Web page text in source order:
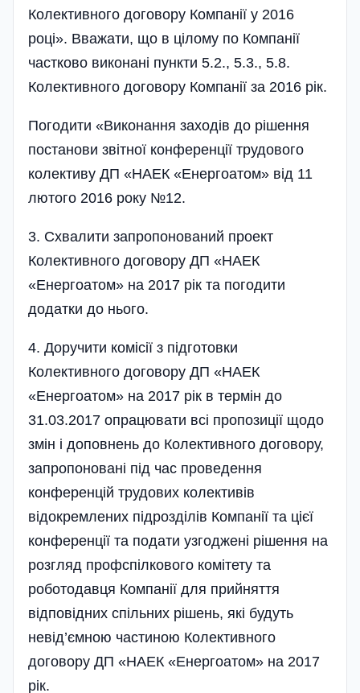
Колективного договору Компанії у 2016
році». Вважати, що в цілому по Компанії
частково виконані пункти 5.2., 5.3., 5.8.
Колективного договору Компанії за 2016 рік.
Погодити «Виконання заходів до рішення
постанови звітної конференції трудового
колективу ДП «НАЕК «Енергоатом» від 11
лютого 2016 року №12.
3. Схвалити запропонований проект
Колективного договору ДП «НАЕК
«Енергоатом» на 2017 рік та погодити
додатки до нього.
4. Доручити комісії з підготовки
Колективного договору ДП «НАЕК
«Енергоатом» на 2017 рік в термін до
31.03.2017 опрацювати всі пропозиції щодо
змін і доповнень до Колективного договору,
запропоновані під час проведення
конференцій трудових колективів
відокремлених підрозділів Компанії та цієї
конференції та подати узго­джені рішення на
розгляд профспілкового комітету та
роботодавця Компанії для прийняття
відповідних спільних рішень, які будуть
невід’ємною частиною Колективного
договору ДП «НАЕК «Енергоатом» на 2017
рік.